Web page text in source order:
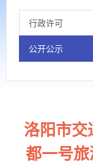
行政许可
公开公示
洛阳市
都一号